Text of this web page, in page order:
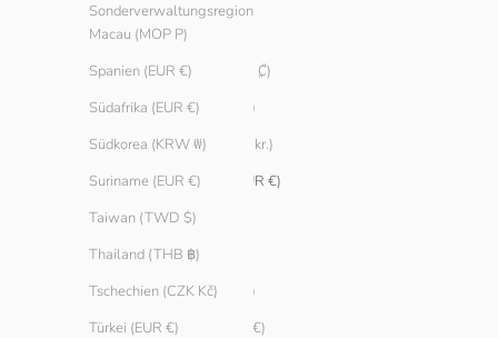
Sonderverwaltungsregion
Macau (MOP P)
Spanien (EUR €)
Südafrika (EUR €)
Südkorea (KRW ₩)
Suriname (EUR €)
Taiwan (TWD $)
Thailand (THB ฿)
Tschechien (CZK Kč)
Türkei (EUR €)
China (CNY ¥)
Costa Rica (CRC ₡)
Curaçao (ANG ƒ)
Dänemark (DKK kr.)
Deutschland (EUR €)
Ecuador (USD $)
Estland (EUR €)
Finnland (EUR €)
Frankreich (EUR €)